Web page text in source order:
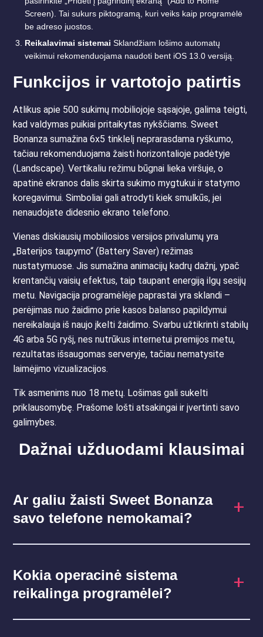
Screen). Tai sukurs piktogramą, kuri veiks kaip programėlė
be adreso juostos.
Reikalavimai sistemai Sklandžiam lošimo automatų
veikimui rekomenduojama naudoti bent iOS 13.0 versiją.
Funkcijos ir vartotojo patirtis
Atlikus apie 500 sukimų mobiliojoje sąsajoje, galima teigti,
kad valdymas puikiai pritaikytas nykščiams. Sweet
Bonanza sumažina 6x5 tinklelį neprarasdama ryškumo,
tačiau rekomenduojama žaisti horizontalioje padėtyje
(Landscape). Vertikaliu režimu būgnai lieka viršuje, o
apatinė ekranos dalis skirta sukimo mygtukui ir statymo
koregavimui. Simboliai gali atrodyti kiek smulkūs, jei
nenaudojate didesnio ekrano telefono.
Vienas diskiausių mobiliosios versijos privalumų yra
„Baterijos taupymo“ (Battery Saver) režimas
nustatymuose. Jis sumažina animacijų kadrų dažnį, ypač
krentančių vaisių efektus, taip taupant energiją ilgų sesijų
metu. Navigacija programėlėje paprastai yra sklandi –
perėjimas nuo žaidimo prie kasos balanso papildymui
nereikalauja iš naujo įkelti žaidimo. Svarbu užtikrinti stabilų
4G arba 5G ryšį, nes nutrūkus internetui premijos metu,
rezultatas išsaugomas serveryje, tačiau nematysite
laimėjimo vizualizacijos.
Tik asmenims nuo 18 metų. Lošimas gali sukelti
priklausomybę. Prašome lošti atsakingai ir įvertinti savo
galimybes.
Dažnai užduodami klausimai
Ar galiu žaisti Sweet Bonanza
savo telefone nemokamai?
Kokia operacinė sistema
reikalinga programėlei?